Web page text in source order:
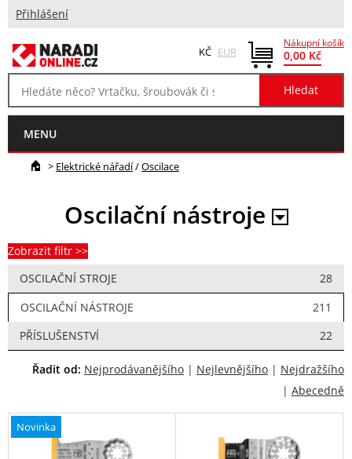
Přihlášení
Nákupní košík
0,00 Kč
KČ EUR
MENU
> Elektrické nářadí/Oscilace
Oscilační nástroje
28
OSCILAČNÍ STROJE
211
OSCILAČNÍ NÁSTROJE
22
PŘÍSLUŠENSTVÍ
Řadit od: Nejprodávanějšího | Nejlevnějšího | Nejdražšího
| Abecedně
Novinka
Zobrazit filtr >>